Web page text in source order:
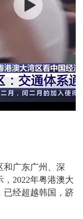
和广东广州、深
2022年粤港澳大
已经超越韩国，跻